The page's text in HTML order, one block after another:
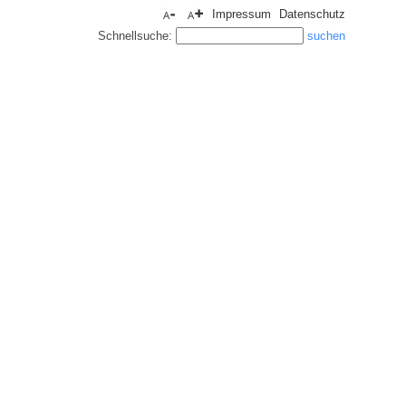
Impressum
Datenschutz
Schnellsuche: